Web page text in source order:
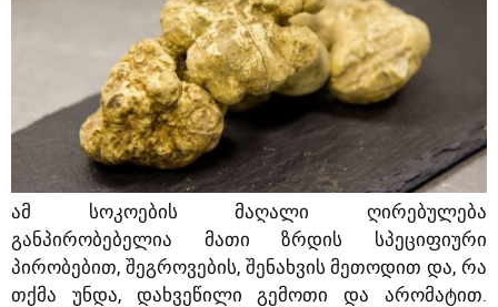
ამ სოკოების მაღალი ღირებულება
განპირობებელია მათი ზრდის სპეციფიური
პირობებით, შეგროვების, შენახვის მეთოდით და, რა
თქმა უნდა, დახვეწილი გემოთი და არომატით.